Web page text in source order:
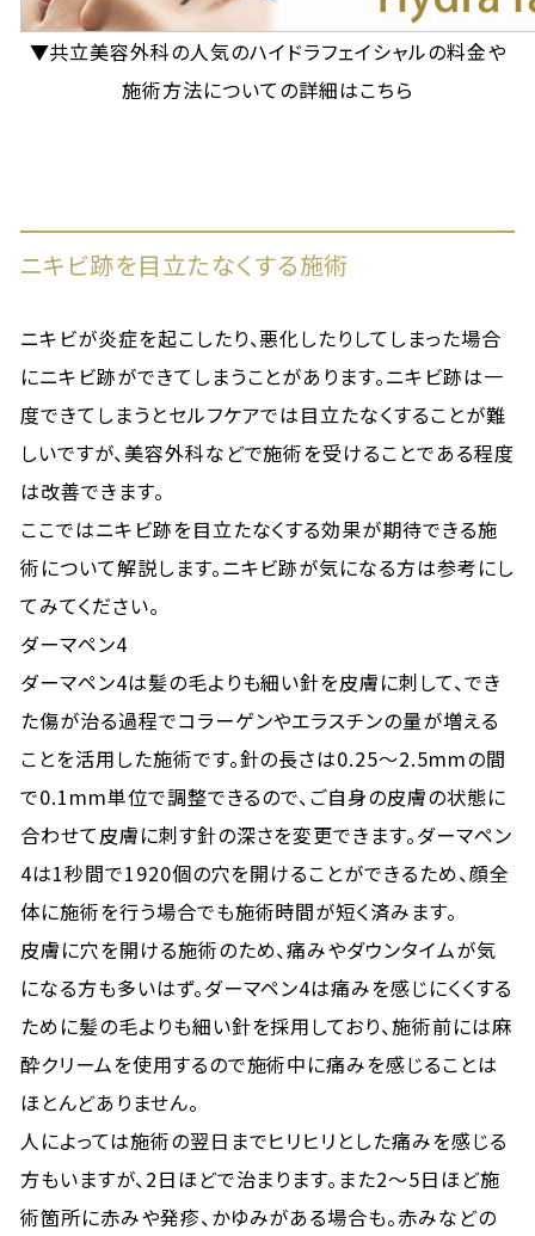
▼共立美容外科の人気のハイドラフェイシャルの料金や
施術方法についての詳細はこちら
ニキビ跡を目立たなくする施術
ニキビが炎症を起こしたり、悪化したりしてしまった場合
にニキビ跡ができてしまうことがあります。ニキビ跡は一
度できてしまうとセルフケアでは目立たなくすることが難
しいですが、美容外科などで施術を受けることである程度
は改善できます。
ここではニキビ跡を目立たなくする効果が期待できる施
術について解説します。ニキビ跡が気になる方は参考にし
てみてください。
ダーマペン4
ダーマペン4は髪の毛よりも細い針を皮膚に刺して、でき
た傷が治る過程でコラーゲンやエラスチンの量が増える
ことを活用した施術です。針の長さは0.25～2.5mmの間
で0.1mm単位で調整できるので、ご自身の皮膚の状態に
合わせて皮膚に刺す針の深さを変更できます。ダーマペン
4は1秒間で1920個の穴を開けることができるため、顔全
体に施術を行う場合でも施術時間が短く済みます。
皮膚に穴を開ける施術のため、痛みやダウンタイムが気
になる方も多いはず。ダーマペン4は痛みを感じにくくする
ために髪の毛よりも細い針を採用しており、施術前には麻
酔クリームを使用するので施術中に痛みを感じることは
ほとんどありません。
人によっては施術の翌日までヒリヒリとした痛みを感じる
方もいますが、2日ほどで治まります。また2～5日ほど施
術箇所に赤みや発疹、かゆみがある場合も。赤みなどの